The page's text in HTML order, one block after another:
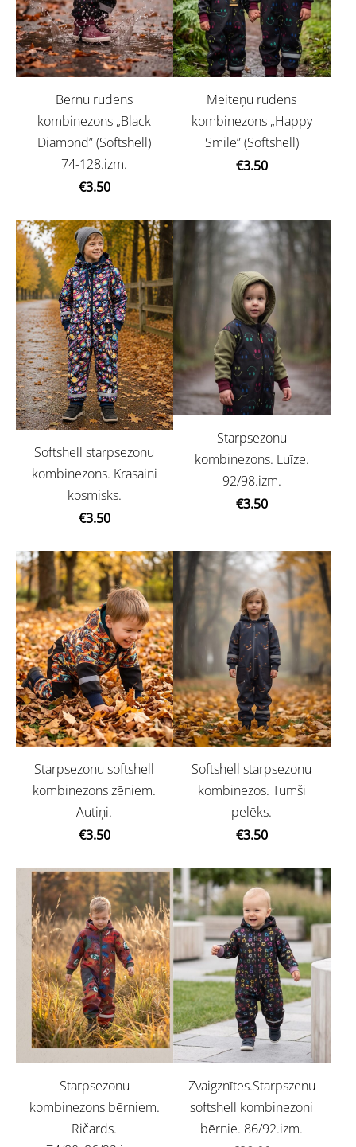
Bērnu rudens
kombinezons „Black
Diamond” (Softshell)
74-128.izm.
€3.50
Meiteņu rudens
kombinezons „Happy
Smile” (Softshell)
€3.50
Softshell starpsezonu
kombinezons. Krāsaini
kosmisks.
€3.50
Starpsezonu
kombinezons. Luīze.
92/98.izm.
€3.50
Starpsezonu softshell
kombinezons zēniem.
Autiņi.
€3.50
Softshell starpsezonu
kombinezos. Tumši
pelēks.
€3.50
Starpsezonu
kombinezons bērniem.
Ričards.
Zvaigznītes.Starpszenu
softshell kombinezoni
bērnie. 86/92.izm.